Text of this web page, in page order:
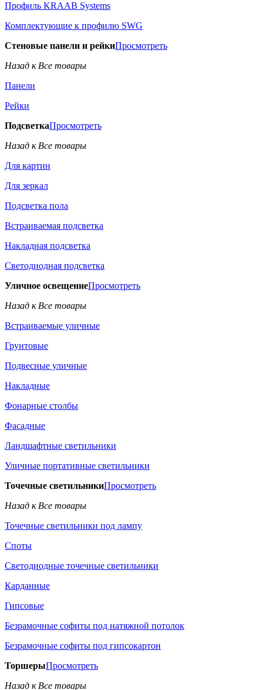
Профиль KRAAB Systems
Комплектующие к профилю SWG
Стеновые панели и рейкиПросмотреть
Назад к Все товары
Панели
Рейки
ПодсветкаПросмотреть
Назад к Все товары
Для картин
Для зеркал
Подсветка пола
Встраиваемая подсветка
Накладная подсветка
Светодиодная подсветка
Уличное освещениеПросмотреть
Назад к Все товары
Встраиваемые уличные
Грунтовые
Подвесные уличные
Накладные
Фонарные столбы
Фасадные
Ландшафтные светильники
Уличные портативные светильники
Точечные светильникиПросмотреть
Назад к Все товары
Точечные светильники под лампу
Споты
Светодиодные точечные светильники
Карданные
Гипсовые
Безрамочные софиты под натяжной потолок
Безрамочные софиты под гипсокартон
ТоршерыПросмотреть
Назад к Все товары